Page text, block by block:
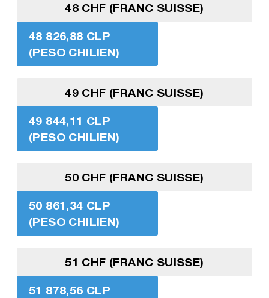
48 CHF (FRANC SUISSE)
48 826,88 CLP
(PESO CHILIEN)
49 CHF (FRANC SUISSE)
49 844,11 CLP
(PESO CHILIEN)
50 CHF (FRANC SUISSE)
50 861,34 CLP
(PESO CHILIEN)
51 CHF (FRANC SUISSE)
51 878,56 CLP